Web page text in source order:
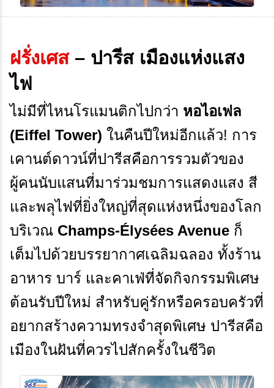
ฝรั่งเศส– ปารีส เมืองแห่งแสง
ไฟ
ไม่มีที่ไหนโรแมนติกไปกว่า หอไอเฟล
(Eiffel Tower) ในคืนปีใหม่อีกแล้ว! การ
เคานต์ดาวน์ที่ปารีสคือการรวมตัวของ
ผู้คนนับแสนที่มาร่วมชมการแสดงแสง สี
และพลุไฟที่ยิ่งใหญ่ที่สุดแห่งหนึ่งของโลก
บริเวณ Champs-Élysées Avenue ก็
เต็มไปด้วยบรรยากาศเฉลิมฉลอง ทั้งร้าน
อาหาร บาร์ และคาเฟ่ที่จัดกิจกรรมพิเศษ
ต้อนรับปีใหม่ สำหรับคู่รักหรือครอบครัวที่
อยากสร้างความทรงจำสุดพิเศษ ปารีสคือ
เมืองในฝันที่ควรไปสักครั้งในชีวิต